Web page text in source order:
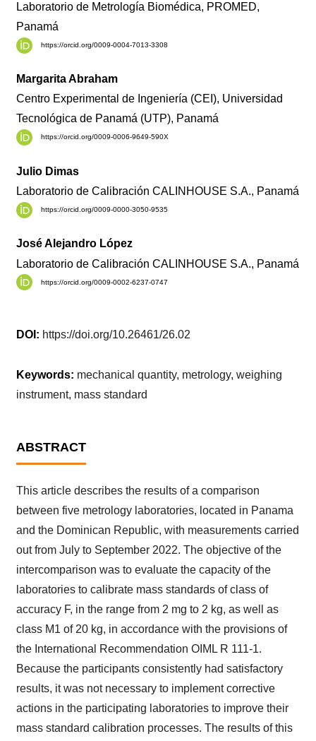
Laboratorio de Metrología Biomédica, PROMED,
Panamá
https://orcid.org/0009-0004-7013-3308
Margarita Abraham
Centro Experimental de Ingeniería (CEI), Universidad
Tecnológica de Panamá (UTP), Panamá
https://orcid.org/0009-0006-9649-590X
Julio Dimas
Laboratorio de Calibración CALINHOUSE S.A., Panamá
https://orcid.org/0009-0000-3050-9535
José Alejandro López
Laboratorio de Calibración CALINHOUSE S.A., Panamá
https://orcid.org/0009-0002-6237-0747
DOI: https://doi.org/10.26461/26.02
Keywords: mechanical quantity, metrology, weighing
instrument, mass standard
ABSTRACT
This article describes the results of a comparison
between five metrology laboratories, located in Panama
and the Dominican Republic, with measurements carried
out from July to September 2022. The objective of the
intercomparison was to evaluate the capacity of the
laboratories to calibrate mass standards of class of
accuracy F, in the range from 2 mg to 2 kg, as well as
class M1 of 20 kg, in accordance with the provisions of
the International Recommendation OIML R 111-1.
Because the participants consistently had satisfactory
results, it was not necessary to implement corrective
actions in the participating laboratories to improve their
mass standard calibration processes. The results of this